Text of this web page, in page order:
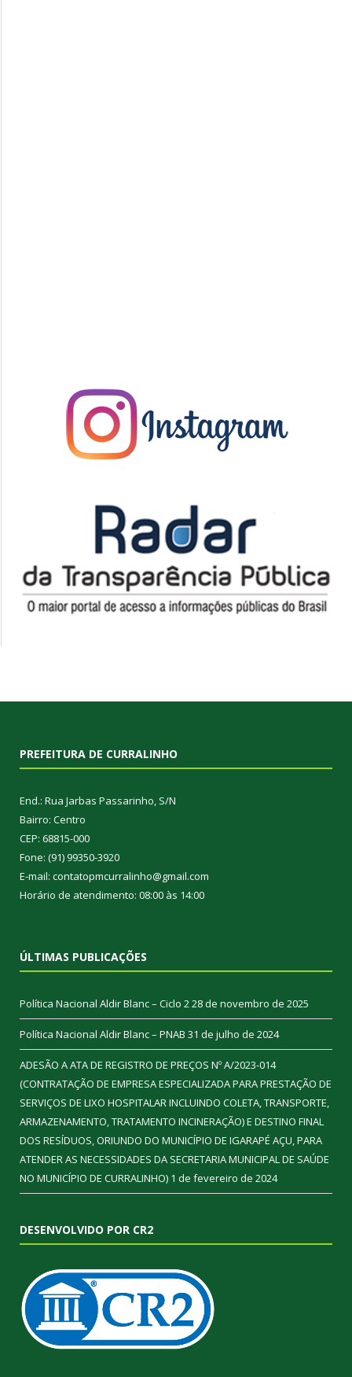
PREFEITURA DE CURRALINHO
End.: Rua Jarbas Passarinho, S/N
Bairro: Centro
CEP: 68815-000
Fone: (91) 99350-3920
E-mail: contatopmcurralinho@gmail.com
Horário de atendimento: 08:00 às 14:00
ÚLTIMAS PUBLICAÇÕES
Política Nacional Aldir Blanc – Ciclo 228 de novembro de 2025
Política Nacional Aldir Blanc – PNAB 31 de julho de 2024
ADESÃO A ATA DE REGISTRO DE PREÇOS Nº A/2023-014
(CONTRATAÇÃO DE EMPRESA ESPECIALIZADA PARA PRESTAÇÃO DE
SERVIÇOS DE LIXO HOSPITALAR INCLUINDO COLETA, TRANSPORTE,
ARMAZENAMENTO, TRATAMENTO INCINERAÇÃO) E DESTINO FINAL
DOS RESÍDUOS, ORIUNDO DO MUNICÍPIO DE IGARAPÉ AÇU, PARA
ATENDER AS NECESSIDADES DA SECRETARIA MUNICIPAL DE SAÚDE
NO MUNICÍPIO DE CURRALINHO) 1 de fevereiro de 2024
DESENVOLVIDO POR CR2